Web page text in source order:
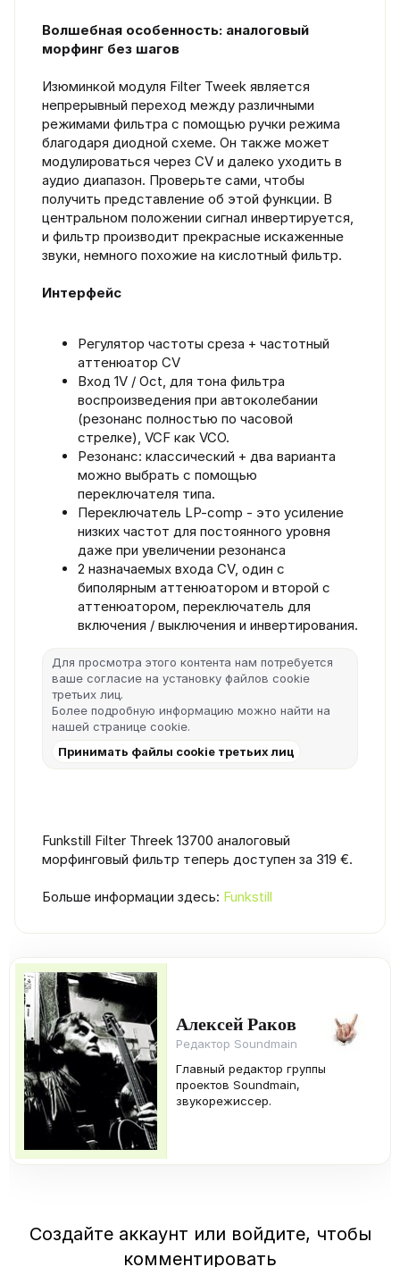
Волшебная особенность: аналоговый
морфинг без шагов
Изюминкой модуля Filter Tweek является
непрерывный переход между различными
режимами фильтра с помощью ручки режима
благодаря диодной схеме. Он также может
модулироваться через CV и далеко уходить в
аудио диапазон. Проверьте сами, чтобы
получить представление об этой функции. В
центральном положении сигнал инвертируется,
и фильтр производит прекрасные искаженные
звуки, немного похожие на кислотный фильтр.
Интерфейс
Регулятор частоты среза + частотный
аттенюатор CV
Вход 1V / Oct, для тона фильтра
воспроизведения при автоколебании
(резонанс полностью по часовой
стрелке), VCF как VCO.
Резонанс: классический + два варианта
можно выбрать с помощью
переключателя типа.
Переключатель LP-comp - это усиление
низких частот для постоянного уровня
даже при увеличении резонанса
2 назначаемых входа CV, один с
биполярным аттенюатором и второй с
аттенюатором, переключатель для
включения / выключения и инвертирования.
Для просмотра этого контента нам потребуется
ваше согласие на установку файлов cookie
третьих лиц.
Более подробную информацию можно найти на
нашей странице cookie.
Принимать файлы cookie третьих лиц
Funkstill Filter Threek 13700 аналоговый
морфинговый фильтр теперь доступен за 319 €.
Больше информации здесь: Funkstill
Алексей Раков
Редактор Soundmain
Главный редактор группы
проектов Soundmain,
звукорежиссер.
Создайте аккаунт или войдите, чтобы
комментировать